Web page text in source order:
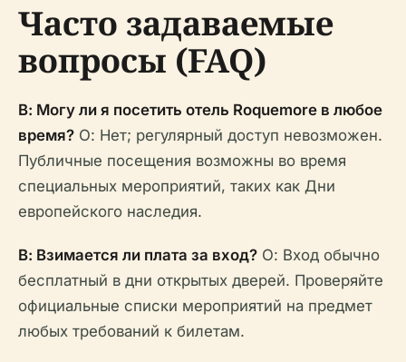
Часто задаваемые
вопросы (FAQ)
В: Могу ли я посетить отель Roquemore в любое
время? О: Нет; регулярный доступ невозможен.
Публичные посещения возможны во время
специальных мероприятий, таких как Дни
европейского наследия.
В: Взимается ли плата за вход? О: Вход обычно
бесплатный в дни открытых дверей. Проверяйте
официальные списки мероприятий на предмет
любых требований к билетам.